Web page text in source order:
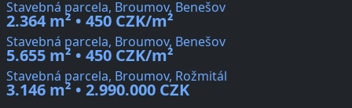
Stavebná parcela, Broumov, Benešov
2.364 m² • 450 CZK/m²
Stavebná parcela, Broumov, Benešov
5.655 m² • 450 CZK/m²
Stavebná parcela, Broumov, Rožmitál
3.146 m² • 2.990.000 CZK